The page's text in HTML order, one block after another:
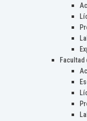
Facultad